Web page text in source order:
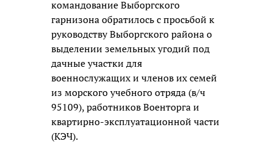
командование Выборгского
гарнизона обратилось с просьбой к
руководству Выборгского района о
выделении земельных угодий под
дачные участки для
военнослужащих и членов их семей
из морского учебного отряда (в/ч
95109), работников Военторга и
квартирно-эксплуатационной части
(КЭЧ).